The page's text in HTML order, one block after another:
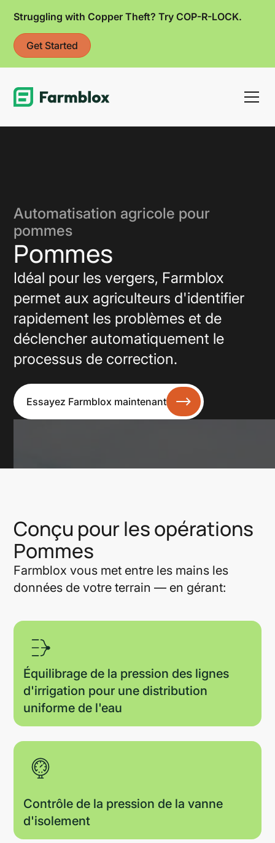
Struggling with Copper Theft? Try COP-R-LOCK.
Get Started
Link
Automatisation agricole pour
pommes
Pommes
Idéal pour les vergers, Farmblox
permet aux agriculteurs d'identifier
rapidement les problèmes et de
déclencher automatiquement le
processus de correction.
Essayez Farmblox maintenant
Conçu pour les opérations
Pommes
Farmblox vous met entre les mains les
données de votre terrain — en gérant:
Équilibrage de la pression des lignes
d'irrigation pour une distribution
uniforme de l'eau
Contrôle de la pression de la vanne
d'isolement